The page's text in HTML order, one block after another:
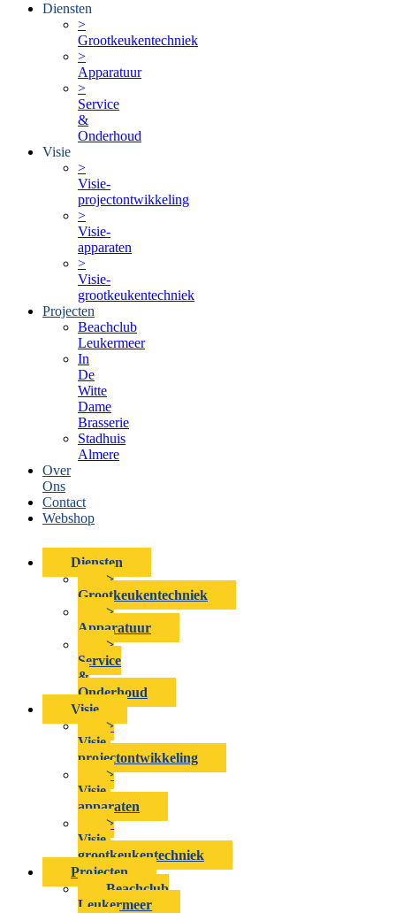
Diensten
>
Grootkeukentechniek
>
Apparatuur
>
Service
&
Onderhoud
Visie
>
Visie-
projectontwikkeling
>
Visie-
apparaten
>
Visie-
grootkeukentechniek
Projecten
Beachclub
Leukermeer
In
De
Witte
Dame
Brasserie
Stadhuis
Almere
Over
Ons
Contact
Webshop
Diensten
>
Grootkeukentechniek
>
Apparatuur
>
Service
&
Onderhoud
Visie
>
Visie-
projectontwikkeling
>
Visie-
apparaten
>
Visie-
grootkeukentechniek
Projecten
Beachclub
Leukermeer